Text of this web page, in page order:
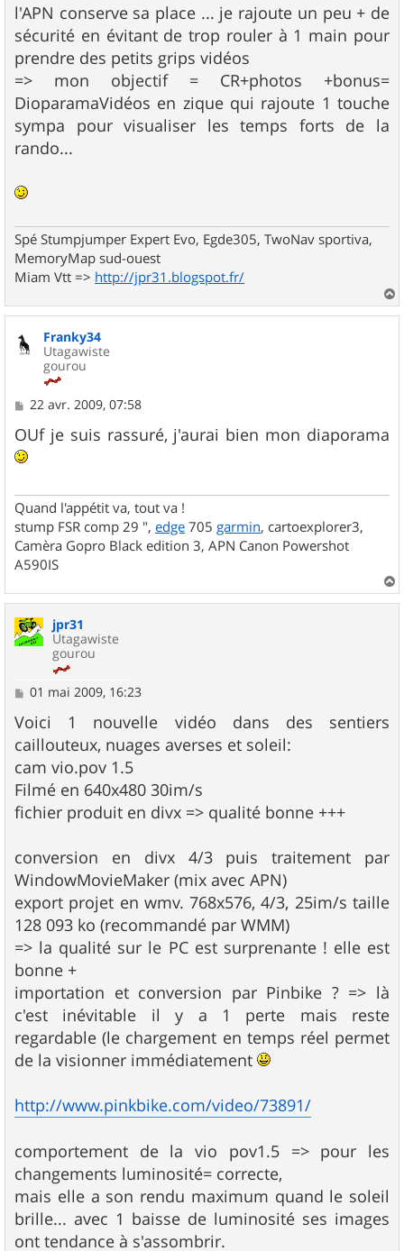
l'APN conserve sa place ... je rajoute un peu + de
sécurité en évitant de trop rouler à 1 main pour
prendre des petits grips vidéos
=> mon objectif = CR+photos +bonus=
DioparamaVidéos en zique qui rajoute 1 touche
sympa pour visualiser les temps forts de la
rando...
Spé Stumpjumper Expert Evo, Egde305, TwoNav sportiva,
MemoryMap sud-ouest
Miam Vtt => http://jpr31.blogspot.fr/
a
Franky34
Utagawiste
gourou
M
s
s
a
22 avr. 2009, 07:58
OUf je suis rassuré, j'aurai bien mon diaporama
Quand l'appétit va, tout va !
stump FSR comp 29 ", edge 705 garmin, cartoexplorer3,
Camèra Gopro Black edition 3, APN Canon Powershot
A590IS
a
jpr31
Utagawiste
gourou
M
s
s
a
g
e
01 mai 2009, 16:23
Voici 1 nouvelle vidéo dans des sentiers
caillouteux, nuages averses et soleil:
cam vio.pov 1.5
Filmé en 640x480 30im/s
fichier produit en divx => qualité bonne +++
conversion en divx 4/3 puis traitement par
WindowMovieMaker (mix avec APN)
export projet en wmv. 768x576, 4/3, 25im/s taille
128 093 ko (recommandé par WMM)
=> la qualité sur le PC est surprenante ! elle est
bonne +
importation et conversion par Pinbike ? => là
c'est inévitable il y a 1 perte mais reste
regardable (le chargement en temps réel permet
de la visionner immédiatement
http://www.pinkbike.com/video/73891/
comportement de la vio pov1.5 => pour les
changements luminosité= correcte,
mais elle a son rendu maximum quand le soleil
brille... avec 1 baisse de luminosité ses images
ont tendance à s'assombrir.